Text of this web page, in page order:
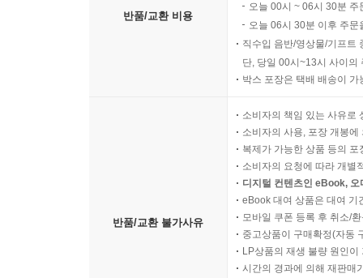
반품/교환 비용
오늘 00시 ~ 06시 30분
오늘 06시 30분 이후 주
직수입 음반/영상물/기프트
단, 당일 00시~13시 사이의
박스 포장은 택배 배송이
반품/교환 불가사유
소비자의 책임 있는 사유로
소비자의 사용, 포장 개봉
복제가 가능한 상품 등의
소비자의 요청에 따라 개별
디지털 컨텐츠인 eBook,
eBook 대여 상품은 대여 기
모바일 쿠폰 등록 후 취소/
중고상품이 구매확정(자동
LP상품의 재생 불량 원인
시간의 경과에 의해 재판매